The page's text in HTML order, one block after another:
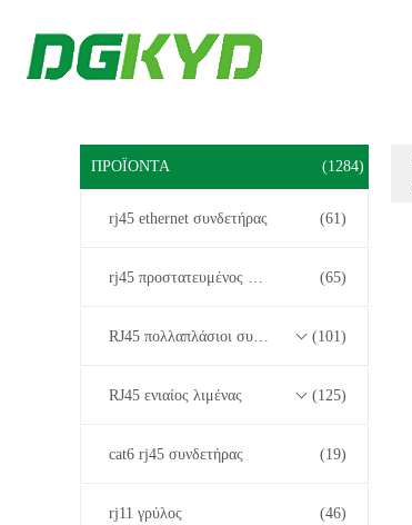
ΠΡΟΪΌΝΤΑ (1284)
rj45 ethernet συνδετήρας (61)
rj45 προστατευμένος συνδετήρας (65)
RJ45 πολλαπλάσιοι συνδετήρες λιμένων (101)
RJ45 ενιαίος λιμένας (125)
cat6 rj45 συνδετήρας (19)
rj11 γρύλος (46)